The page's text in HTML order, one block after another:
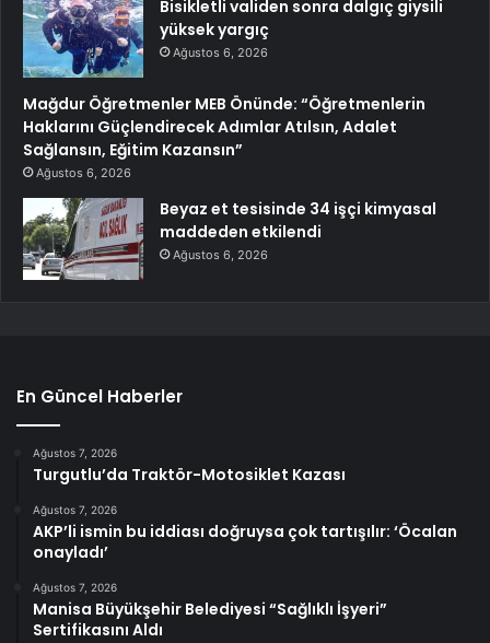
Bisikletli validen sonra dalgıç giysili
yüksek yargıç
Ağustos 6, 2026
Mağdur Öğretmenler MEB Önünde: “Öğretmenlerin
Haklarını Güçlendirecek Adımlar Atılsın, Adalet
Sağlansın, Eğitim Kazansın”
Ağustos 6, 2026
Beyaz et tesisinde 34 işçi kimyasal
maddeden etkilendi
Ağustos 6, 2026
En Güncel Haberler
Ağustos 7, 2026
Turgutlu’da Traktör-Motosiklet Kazası
Ağustos 7, 2026
AKP’li ismin bu iddiası doğruysa çok tartışılır: ‘Öcalan
onayladı’
Ağustos 7, 2026
Manisa Büyükşehir Belediyesi “Sağlıklı İşyeri”
Sertifikasını Aldı